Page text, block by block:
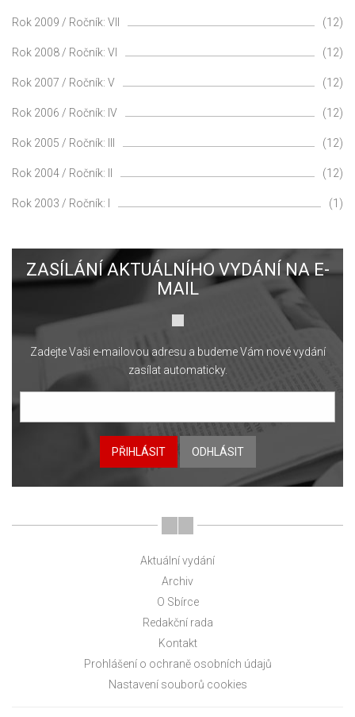
Rok 2009 / Ročník: VII (12)
Rok 2008 / Ročník: VI (12)
Rok 2007 / Ročník: V (12)
Rok 2006 / Ročník: IV (12)
Rok 2005 / Ročník: III (12)
Rok 2004 / Ročník: II (12)
Rok 2003 / Ročník: I (1)
ZASÍLÁNÍ AKTUÁLNÍHO VYDÁNÍ NA E-
MAIL
Zadejte Vaši e-mailovou adresu a budeme Vám nové vydání
zasílat automaticky.
PŘIHLÁSIT ODHLÁSIT
Aktuální vydání
Archiv
O Sbírce
Redakční rada
Kontakt
Prohlášení o ochraně osobních údajů
Nastavení souborů cookies